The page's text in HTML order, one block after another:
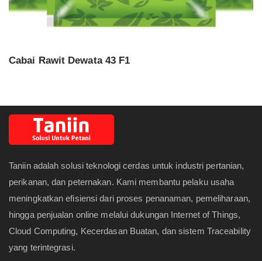
Cabai Rawit Dewata 43 F1
Taniin adalah solusi teknologi cerdas untuk industri pertanian,
perikanan, dan peternakan. Kami membantu pelaku usaha
meningkatkan efisiensi dari proses penanaman, pemeliharaan,
hingga penjualan online melalui dukungan Internet of Things,
Cloud Computing, Kecerdasan Buatan, dan sistem Traceability
yang terintegrasi.